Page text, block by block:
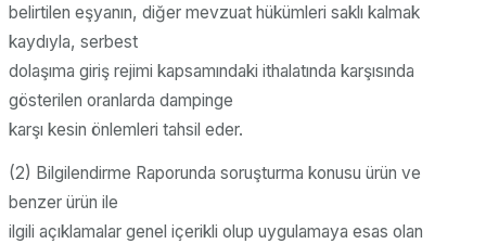
belirtilen eşyanın, diğer mevzuat hükümleri saklı kalmak
kaydıyla, serbest
dolaşıma giriş rejimi kapsamındaki ithalatında karşısında
gösterilen oranlarda dampinge
karşı kesin önlemleri tahsil eder.
(2) Bilgilendirme Raporunda soruşturma konusu ürün ve
benzer ürün ile
ilgili açıklamalar genel içerikli olup uygulamaya esas olan